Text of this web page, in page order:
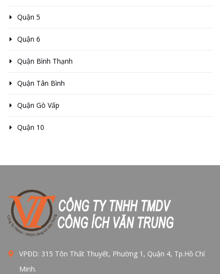
Quận 5
Quận 6
Quận Bình Thạnh
Quận Tân Bình
Quận Gò Vấp
Quận 10
VPĐD: 315 Tôn Thất Thuyết, Phường 1, Quận 4, Tp.Hồ Chí
Minh.